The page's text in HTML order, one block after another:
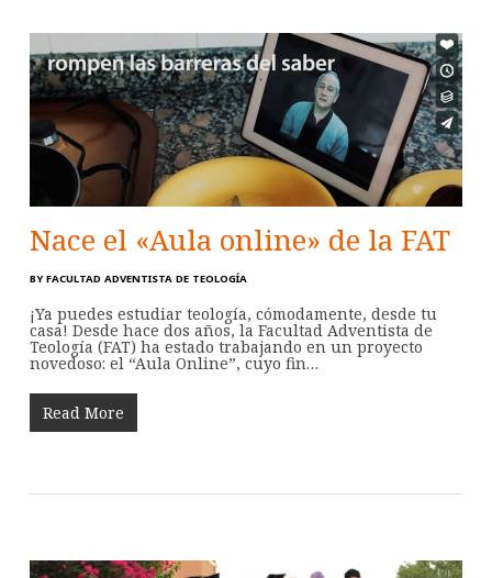
Nace el «Aula online» de la FAT
BY FACULTAD ADVENTISTA DE TEOLOGÍA
¡Ya puedes estudiar teología, cómodamente, desde tu
casa! Desde hace dos años, la Facultad Adventista de
Teología (FAT) ha estado trabajando en un proyecto
novedoso: el “Aula Online”, cuyo fin…
Read More